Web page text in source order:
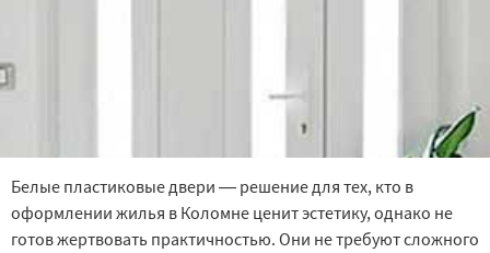
Белые пластиковые двери — решение для тех, кто в
оформлении жилья в Коломне ценит эстетику, однако не
готов жертвовать практичностью. Они не требуют сложного